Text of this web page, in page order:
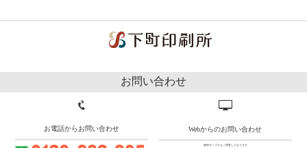
お問い合わせ
お電話からお問い合わせ Webからのお問い合わせ
無料サンプルもご用意しております